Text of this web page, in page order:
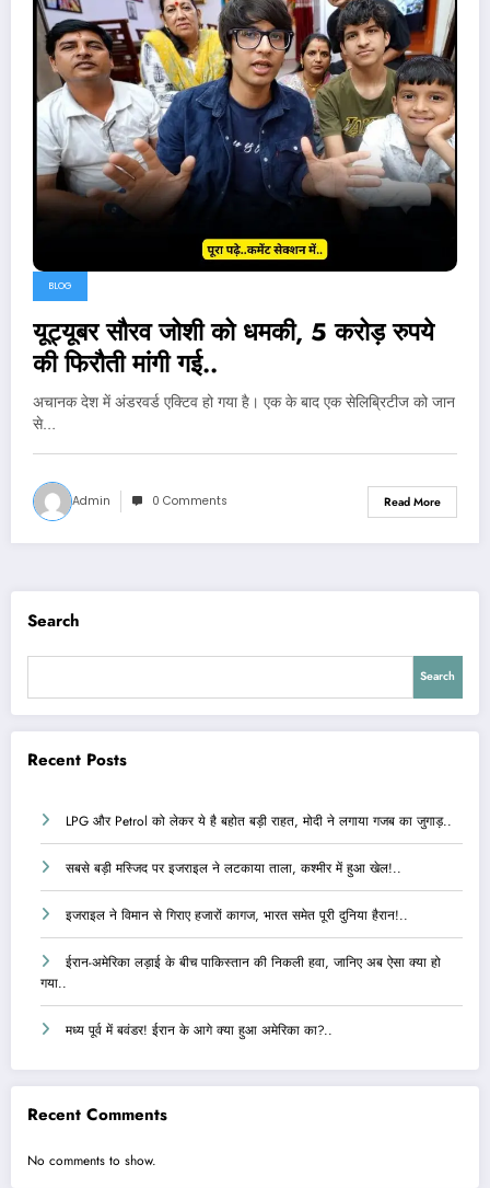
BLOG
यूट्यूबर सौरव जोशी को धमकी, 5 करोड़ रुपये
की फिरौती मांगी गई..
अचानक देश में अंडरवर्ड एक्टिव हो गया है। एक के बाद एक सेलिब्रिटीज को जान
से…
Admin 0 Comments Read More
Search
Search
Recent Posts
LPG और Petrol को लेकर ये है बहोत बड़ी राहत, मोदी ने लगाया गजब का जुगाड़..
सबसे बड़ी मस्जिद पर इजराइल ने लटकाया ताला, कश्मीर में हुआ खेल!..
इजराइल ने विमान से गिराए हजारों कागज, भारत समेत पूरी दुनिया हैरान!..
ईरान-अमेरिका लड़ाई के बीच पाकिस्तान की निकली हवा, जानिए अब ऐसा क्या हो
गया..
मध्य पूर्व में बवंडर! ईरान के आगे क्या हुआ अमेरिका का?..
Recent Comments
No comments to show.